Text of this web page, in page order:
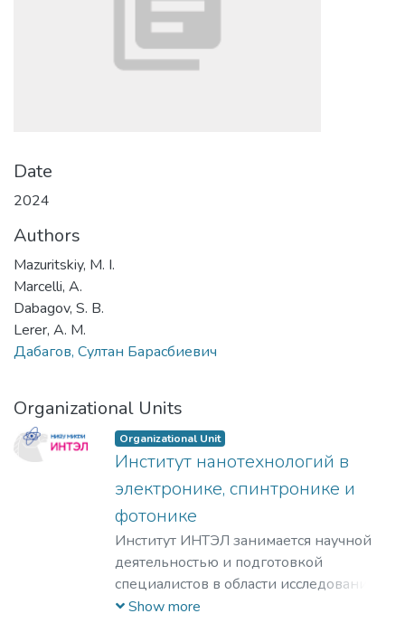
Date
2024
Authors
Mazuritskiy, M. I.
Marcelli, A.
Dabagov, S. B.
Lerer, A. M.
Дабагов, Султан Барасбиевич
Organizational Units
Organizational Unit
Институт нанотехнологий в
электронике, спинтронике и
фотонике
Институт ИНТЭЛ занимается научной
деятельностью и подготовкой
специалистов в области исследования
физических принципов,
Show more